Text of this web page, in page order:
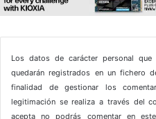
Los datos de carácter personal
quedarán registrados en un fichero
finalidad de gestionar los
legitimación se realiza a través del
acepta no podrás comentar en